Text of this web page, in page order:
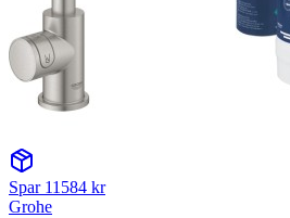
Spar 11584 kr
Grohe